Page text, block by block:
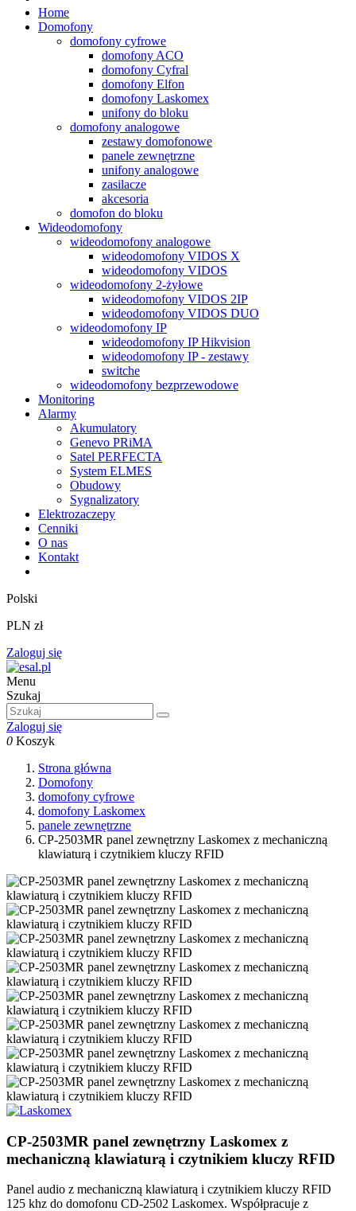
Home
Domofony
domofony cyfrowe
domofony ACO
domofony Cyfral
domofony Elfon
domofony Laskomex
unifony do bloku
domofony analogowe
zestawy domofonowe
panele zewnętrzne
unifony analogowe
zasilacze
akcesoria
domofon do bloku
Wideodomofony
wideodomofony analogowe
wideodomofony VIDOS X
wideodomofony VIDOS
wideodomofony 2-żyłowe
wideodomofony VIDOS 2IP
wideodomofony VIDOS DUO
wideodomofony IP
wideodomofony IP Hikvision
wideodomofony IP - zestawy
switche
wideodomofony bezprzewodowe
Monitoring
Alarmy
Akumulatory
Genevo PRiMA
Satel PERFECTA
System ELMES
Obudowy
Sygnalizatory
Elektrozaczepy
Cenniki
O nas
Kontakt
Polski
PLN zł
Zaloguj się
Menu
Szukaj
Zaloguj się
0 Koszyk
Strona główna
Domofony
domofony cyfrowe
domofony Laskomex
panele zewnętrzne
CP-2503MR panel zewnętrzny Laskomex z mechaniczną
klawiaturą i czytnikiem kluczy RFID
CP-2503MR panel zewnętrzny Laskomex z
mechaniczną klawiaturą i czytnikiem kluczy RFID
Panel audio z mechaniczną klawiaturą i czytnikiem kluczy RFID
125 khz do domofonu CD-2502 Laskomex. Współpracuje z